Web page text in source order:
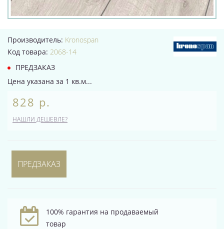
Производитель: Kronospan
Код товара: 2068-14
ПРЕДЗАКАЗ
Цена указана за 1 кв.м...
828 р.
НАШЛИ ДЕШЕВЛЕ?
ПРЕДЗАКАЗ
100% гарантия на продаваемый
товар